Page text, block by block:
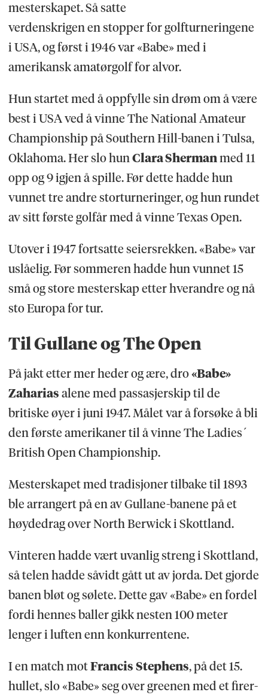
bøbok.no for
mesterskapet. Så satte
verdenskrigen en stopper for golfturneringene
i USA, og først i 1946 var «Babe» med i
amerikansk amatørgolf for alvor.
Hun startet med å oppfylle sin drøm om å være
best i USA ved å vinne The National Amateur
Championship på Southern Hill-banen i Tulsa,
Oklahoma. Her slo hunClara Shermanmed 11
opp og 9 igjen å spille. Før dette hadde hun
vunnet tre andre storturneringer, og hun rundet
av sitt første golfår med å vinne Texas Open.
Utover i 1947 fortsatte seiersrekken. «Babe» var
uslåelig. Før sommeren hadde hun vunnet 15
små og store mesterskap etter hverandre og nå
sto Europa for tur.
Til Gullane og The Open
På jakt etter mer heder og ære, dro«Babe»
Zaharias alene med passasjerskip til de
britiske øyer i juni 1947. Målet var å forsøke å bli
den første amerikaner til å vinne The Ladies´
British Open Championship.
Mesterskapet med tradisjoner tilbake til 1893
ble arrangert på en av Gullane-banene på et
høydedrag over North Berwick i Skottland.
Vinteren hadde vært uvanlig streng i Skottland,
så telen hadde såvidt gått ut av jorda. Det gjorde
banen bløt og sølete. Dette gav «Babe» en fordel
fordi hennes baller gikk nesten 100 meter
lenger i luften enn konkurrentene.
I en match motFrancis Stephens, på det 15.
hullet, slo «Babe» seg over greenen med et firer-